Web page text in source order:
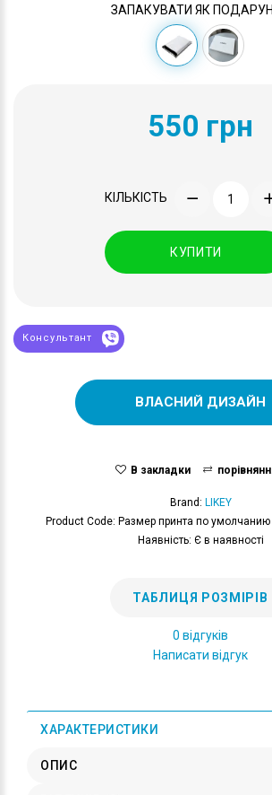
ЗАПАКУВАТИ ЯК
550 грн
КІЛЬКІСТЬ
КУПИТИ
Консультант
ВЛАСНИЙ ДИЗАЙН
В закладки
Brand: LIKEY
Product Code: Размер принта по
Наявність: Є в наявності
ТАБЛИЦЯ РОЗМІРІВ
0 відгуків
Написати відгук
ХАРАКТЕРИСТИКИ
ОПИС